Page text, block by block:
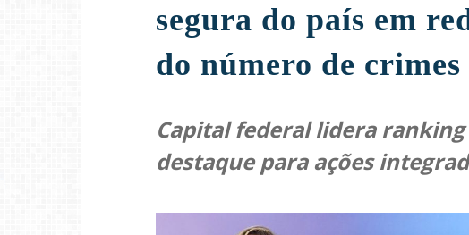
segura do país em
do número de
Capital federal lidera
destaque para ações